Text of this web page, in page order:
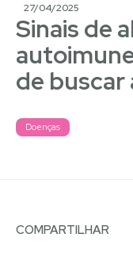
27/04/2025
Sinais de
de buscar
Doenças
COMPARTILHAR